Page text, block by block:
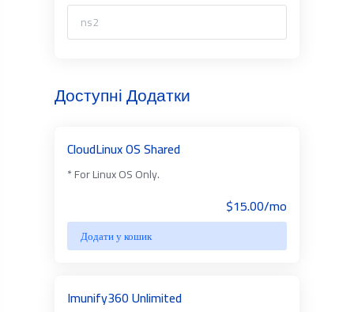
Доступні Додатки
CloudLinux OS Shared
* For Linux OS Only.
Додати у кошик
$15.00/mo
Imunify360 Unlimited